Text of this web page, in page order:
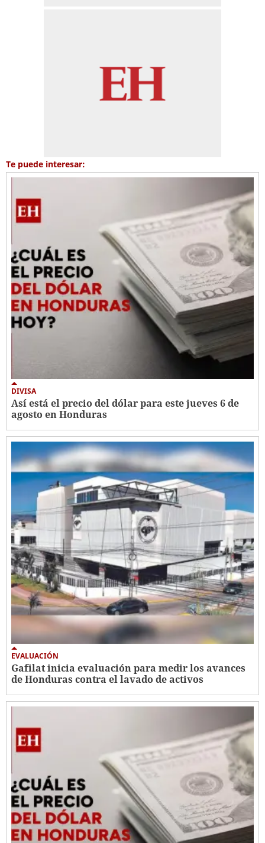
Te puede interesar:
DIVISA
Así está el precio del dólar para este jueves 6 de
agosto en Honduras
EVALUACIÓN
Gafilat inicia evaluación para medir los avances
de Honduras contra el lavado de activos